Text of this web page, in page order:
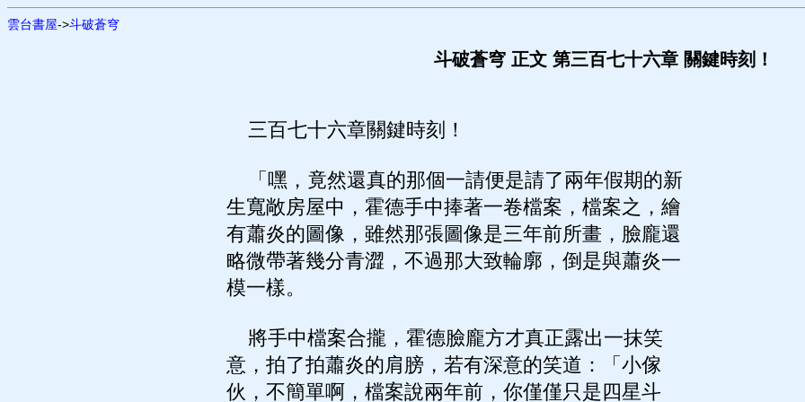
雲台書屋->斗破蒼穹
斗破蒼穹 正文 第三百七十六章 關鍵時刻！
三百七十六章關鍵時刻！
「嘿，竟然還真的那個一請便是請了兩年假期的新
生寬敞房屋中，霍德手中捧著一卷檔案，檔案之，繪
有蕭炎的圖像，雖然那張圖像是三年前所畫，臉龐還
略微帶著幾分青澀，不過那大致輪廓，倒是與蕭炎一
模一樣。
將手中檔案合攏，霍德臉龐方才真正露出一抹笑
意，拍了拍蕭炎的肩膀，若有深意的笑道：「小傢
伙，不簡單啊，檔案說兩年前，你僅僅只是四星斗